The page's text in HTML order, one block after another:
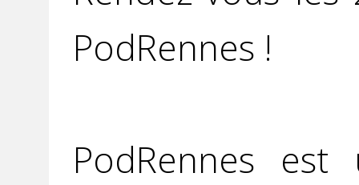
PodRennes !
PodRennes